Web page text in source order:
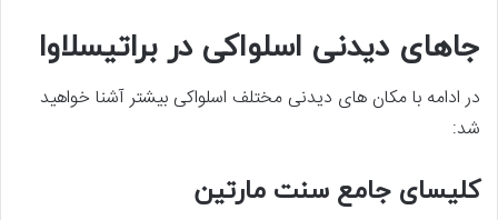
جاهای دیدنی اسلواکی در براتیسلاوا
در ادامه با مکان های دیدنی مختلف اسلواکی بیشتر آشنا خواهید
شد:
کلیسای جامع سنت مارتین